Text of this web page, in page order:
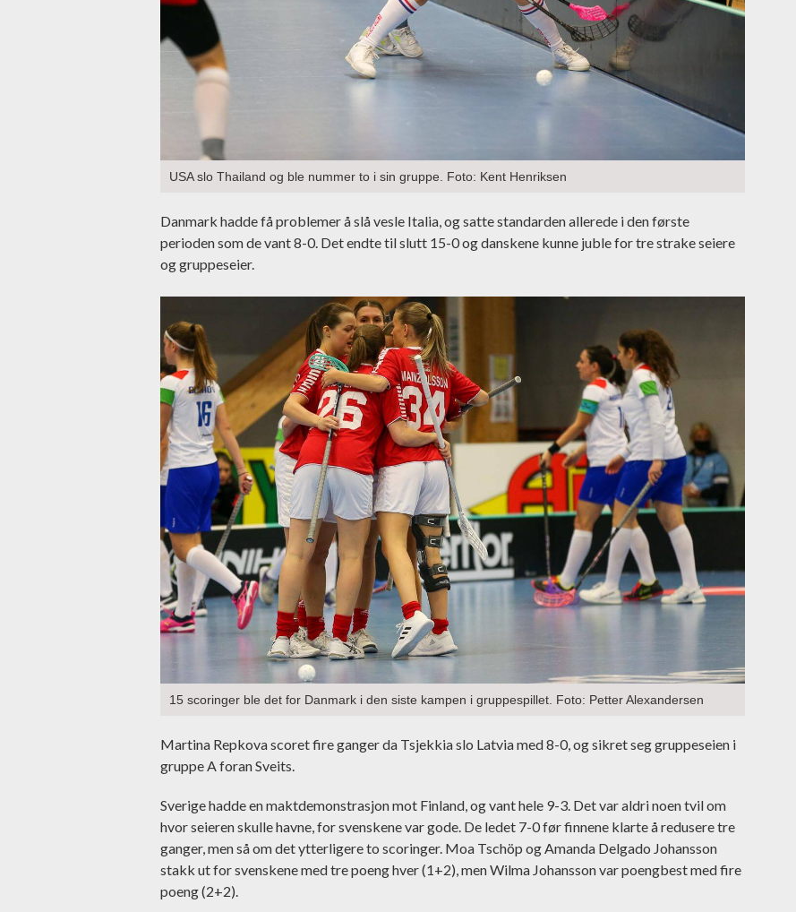
USA slo Thailand og ble nummer to i sin gruppe. Foto: Kent Henriksen
Danmark hadde få problemer å slå vesle Italia, og satte standarden allerede i den første
perioden som de vant 8-0. Det endte til slutt 15-0 og danskene kunne juble for tre strake seiere
og gruppeseier.
15 scoringer ble det for Danmark i den siste kampen i gruppespillet. Foto: Petter Alexandersen
Martina Repkova scoret fire ganger da Tsjekkia slo Latvia med 8-0, og sikret seg gruppeseien i
gruppe A foran Sveits.
Sverige hadde en maktdemonstrasjon mot Finland, og vant hele 9-3. Det var aldri noen tvil om
hvor seieren skulle havne, for svenskene var gode. De ledet 7-0 før finnene klarte å redusere tre
ganger, men så om det ytterligere to scoringer. Moa Tschöp og Amanda Delgado Johansson
stakk ut for svenskene med tre poeng hver (1+2), men Wilma Johansson var poengbest med fire
poeng (2+2).